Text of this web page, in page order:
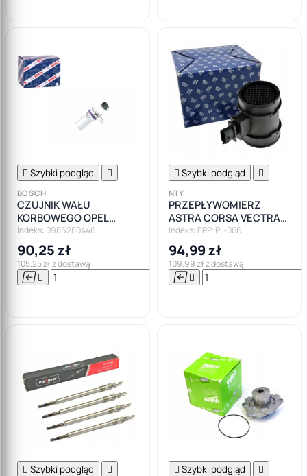
 Szybki podgląd 
BOSCH
CZUJNIK WAŁU
KORBOWEGO OPEL
ASTRA INSIGNIA ZAFIRA
1.9 2.0 CDTI
Indeks: 0986280446
90,25 zł
105,25 zł z dostawą
  

 Szybki podgląd 
NTY
PRZEPŁYWOMIERZ
ASTRA CORSA VECTRA
1.3 1.7 1.9 CDTI FIAT SAAB
Indeks: EPP-PL-006
94,99 zł
109,99 zł z dostawą
 
 Szybki podgląd   Szybki podgląd 